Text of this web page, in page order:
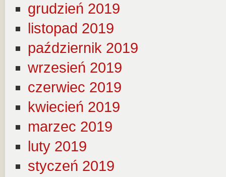
grudzień 2019
listopad 2019
październik 2019
wrzesień 2019
czerwiec 2019
kwiecień 2019
marzec 2019
luty 2019
styczeń 2019